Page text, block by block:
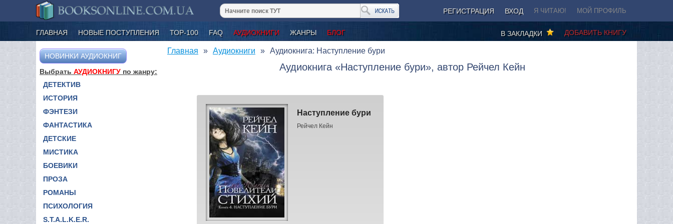
РЕГИСТРАЦИЯ ВХОД Я ЧИТАЮ! МОЙ ПРОФИЛЬ
ГЛАВНАЯ НОВЫЕ ПОСТУПЛЕНИЯ ТОР-100 FAQ АУДИОКНИГИ ЖАНРЫ БЛОГ ДОБАВИТЬ КНИГУ
В ЗАКЛАДКИ
НОВИНКИ АУДИОКНИГ
Выбрать АУДИОКНИГУ по жанру:
ДЕТЕКТИВ
ИСТОРИЯ
ФЭНТЕЗИ
ФАНТАСТИКА
ДЕТСКИЕ
МИСТИКА
БОЕВИКИ
ПРОЗА
РОМАНЫ
ПСИХОЛОГИЯ
S.T.A.L.K.E.R.
Главная Аудиокниги Аудиокнига: Наступление бури
Аудиокнига «Наступление бури», автор Рейчел Кейн
Наступление бури
Рейчел Кейн